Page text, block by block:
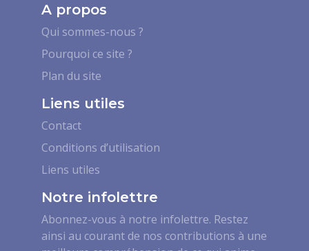
A propos
Qui sommes-nous ?
Pourquoi ce site ?
Plan du site
Liens utiles
Contact
Conditions d’utilisation
Liens utiles
Notre infolettre
Abonnez-vous à notre infolettre. Restez
ainsi au courant de nos contributions à une